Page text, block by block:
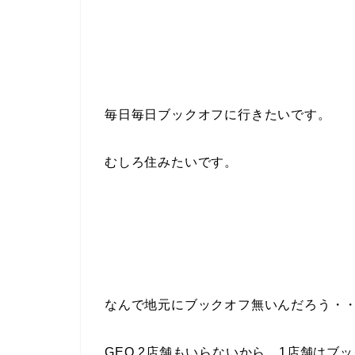
毎日毎日ブックオフに行きたいです。
むしろ住みたいです。
なんで地元にブックオフ無いんだろう・・
GEO 2店舗もいらないから、1店舗はブ